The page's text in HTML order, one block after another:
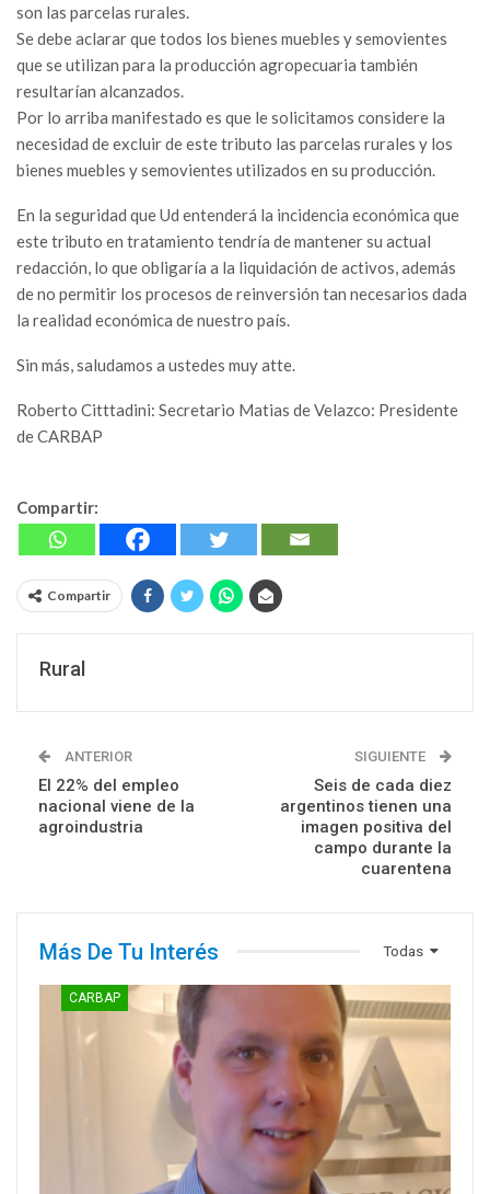
son las parcelas rurales.
Se debe aclarar que todos los bienes muebles y semovientes
que se utilizan para la producción agropecuaria también
resultarían alcanzados.
Por lo arriba manifestado es que le solicitamos considere la
necesidad de excluir de este tributo las parcelas rurales y los
bienes muebles y semovientes utilizados en su producción.
En la seguridad que Ud entenderá la incidencia económica que
este tributo en tratamiento tendría de mantener su actual
redacción, lo que obligaría a la liquidación de activos, además
de no permitir los procesos de reinversión tan necesarios dada
la realidad económica de nuestro país.
Sin más, saludamos a ustedes muy atte.
Roberto Citttadini: Secretario Matias de Velazco: Presidente
de CARBAP
Compartir:
Compartir
Rural
ANTERIOR
El 22% del empleo
nacional viene de la
agroindustria
SIGUIENTE
Seis de cada diez
argentinos tienen una
imagen positiva del
campo durante la
cuarentena
Todas
Más De Tu Interés
CARBAP